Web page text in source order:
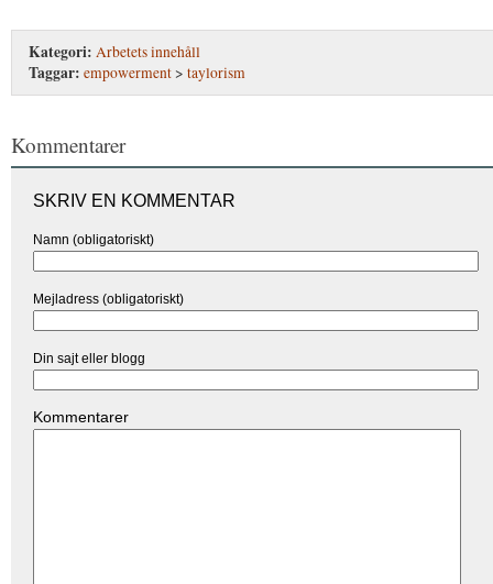
Kategori: Arbetets innehåll
Taggar: empowerment > taylorism
Kommentarer
SKRIV EN KOMMENTAR
Namn (obligatoriskt)
Mejladress (obligatoriskt)
Din sajt eller blogg
Kommentarer